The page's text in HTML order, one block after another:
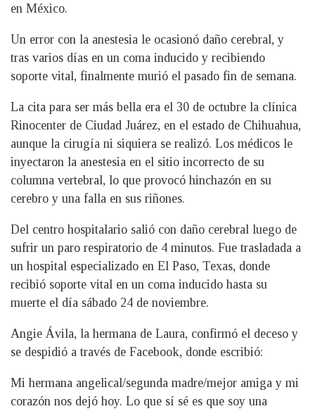
en México.
Un error con la anestesia le ocasionó daño cerebral, y
tras varios días en un coma inducido y recibiendo
soporte vital, finalmente murió el pasado fin de semana.
La cita para ser más bella era el 30 de octubre la clínica
Rinocenter de Ciudad Juárez, en el estado de Chihuahua,
aunque la cirugía ni siquiera se realizó. Los médicos le
inyectaron la anestesia en el sitio incorrecto de su
columna vertebral, lo que provocó hinchazón en su
cerebro y una falla en sus riñones.
Del centro hospitalario salió con daño cerebral luego de
sufrir un paro respiratorio de 4 minutos. Fue trasladada a
un hospital especializado en El Paso, Texas, donde
recibió soporte vital en un coma inducido hasta su
muerte el día sábado 24 de noviembre.
Angie Ávila, la hermana de Laura, confirmó el deceso y
se despidió a través de Facebook, donde escribió:
Mi hermana angelical/segunda madre/mejor amiga y mi
corazón nos dejó hoy. Lo que sí sé es que soy una